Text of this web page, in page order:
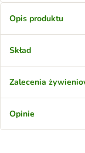
Opis produktu
Skład
Zalecenia
Opinie